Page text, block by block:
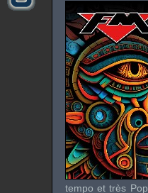
tempo et très Pop